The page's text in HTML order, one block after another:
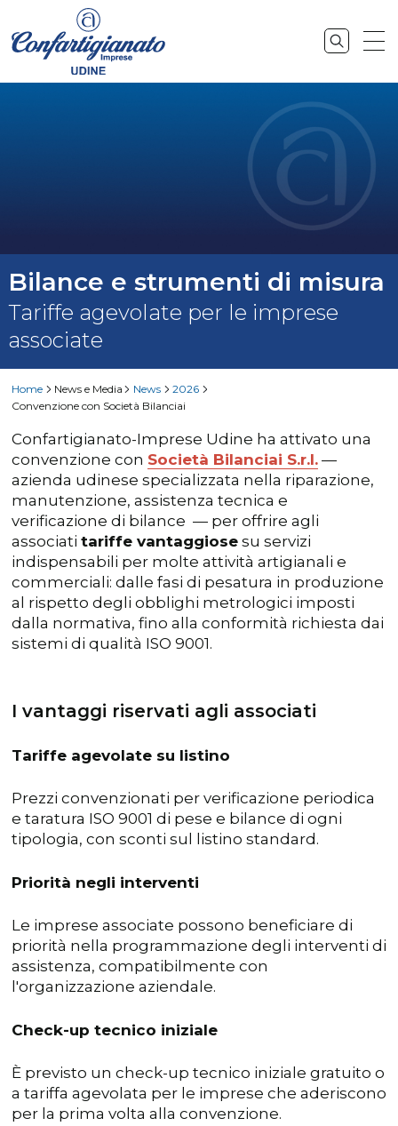
Bilance e strumenti di misura
Tariffe agevolate per le imprese
associate
Home News e Media News
2026
Convenzione con Società Bilanciai
Confartigianato-Imprese Udine ha attivato una
convenzione con Società Bilanciai S.r.l.—
azienda udinese specializzata nella riparazione,
manutenzione, assistenza tecnica e
verificazione di bilance — per offrire agli
associati tariffe vantaggiosesu servizi
indispensabili per molte attività artigianali e
commerciali: dalle fasi di pesatura in produzione
al rispetto degli obblighi metrologici imposti
dalla normativa, fino alla conformità richiesta dai
sistemi di qualità ISO 9001.
I vantaggi riservati agli associati
Tariffe agevolate su listino
Prezzi convenzionati per verificazione periodica
e taratura ISO 9001 di pese e bilance di ogni
tipologia, con sconti sul listino standard.
Priorità negli interventi
Le imprese associate possono beneficiare di
priorità nella programmazione degli interventi di
assistenza, compatibilmente con
l'organizzazione aziendale.
Check-up tecnico iniziale
È previsto un check-up tecnico iniziale gratuito o
a tariffa agevolata per le imprese che aderiscono
per la prima volta alla convenzione.